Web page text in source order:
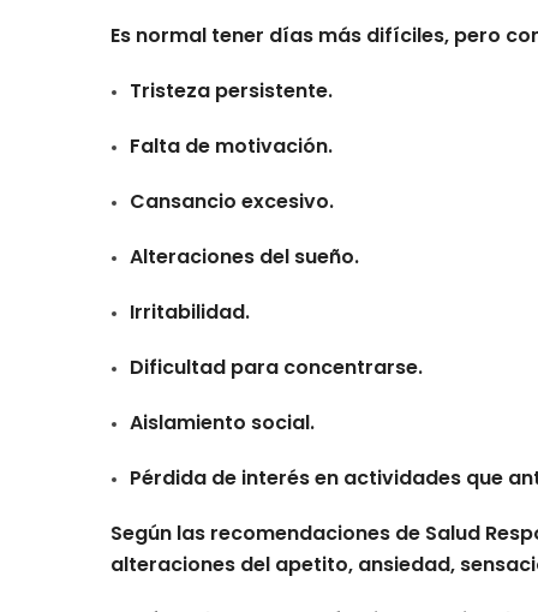
Es normal tener días más difíciles, pero
Tristeza persistente.
Falta de motivación.
Cansancio excesivo.
Alteraciones del sueño.
Irritabilidad.
Dificultad para concentrarse.
Aislamiento social.
Pérdida de interés en actividades que
Según las recomendaciones de Salud
alteraciones del apetito, ansiedad,